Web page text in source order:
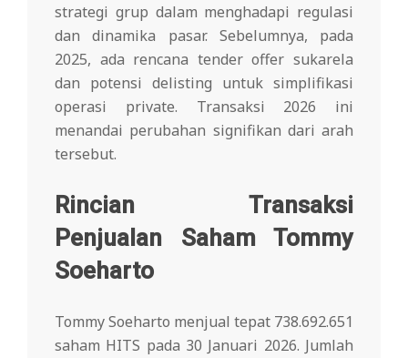
strategi grup dalam menghadapi regulasi
dan dinamika pasar. Sebelumnya, pada
2025, ada rencana tender offer sukarela
dan potensi delisting untuk simplifikasi
operasi private. Transaksi 2026 ini
menandai perubahan signifikan dari arah
tersebut.
Rincian Transaksi
Penjualan Saham Tommy
Soeharto
Tommy Soeharto menjual tepat 738.692.651
saham HITS pada 30 Januari 2026. Jumlah